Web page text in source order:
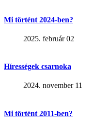
Mi történt 2024-ben?
2025. február 02
Hírességek csarnoka
2024. november 11
Mi történt 2011-ben?